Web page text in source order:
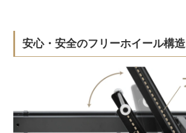
安心・安全のフリーホイール構造